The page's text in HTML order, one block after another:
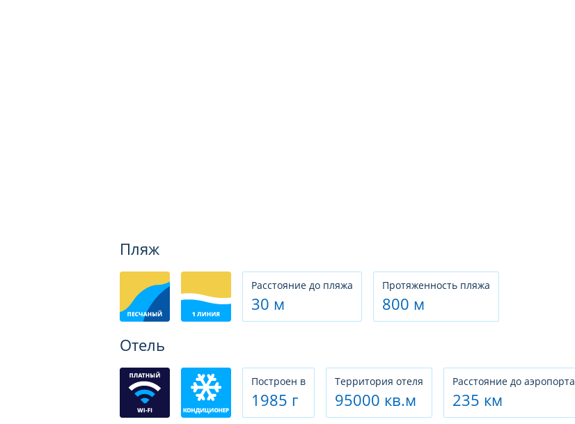
Пляж
Расстояние до пляжа
30 м
Протяженность пляжа
800 м
Отель
Построен в
1985 г
Территория отеля
95000 кв.м
Расстояние до аэропорта
235 км